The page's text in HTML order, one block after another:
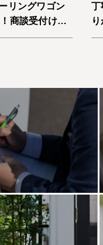
リングワゴン
商談受付け中
丁
イ